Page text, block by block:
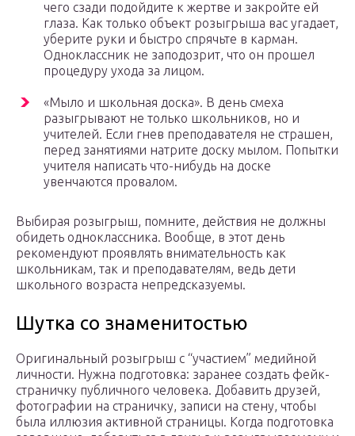
чего сзади подойдите к жертве и закройте ей
глаза. Как только объект розыгрыша вас угадает,
уберите руки и быстро спрячьте в карман.
Одноклассник не заподозрит, что он прошел
процедуру ухода за лицом.
«Мыло и школьная доска». В день смеха
разыгрывают не только школьников, но и
учителей. Если гнев преподавателя не страшен,
перед занятиями натрите доску мылом. Попытки
учителя написать что-нибудь на доске
увенчаются провалом.
Выбирая розыгрыш, помните, действия не должны
обидеть одноклассника. Вообще, в этот день
рекомендуют проявлять внимательность как
школьникам, так и преподавателям, ведь дети
школьного возраста непредсказуемы.
Шутка со знаменитостью
Оригинальный розыгрыш с “участием” медийной
личности. Нужна подготовка: заранее создать фейк-
страничку публичного человека. Добавить друзей,
фотографии на страничку, записи на стену, чтобы
была иллюзия активной страницы. Когда подготовка